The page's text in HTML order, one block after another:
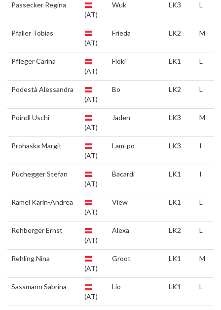
Passecker Regina
(AT)
Wuk LK3 L
Pfaller Tobias
(AT)
Frieda LK2 M
Pfleger Carina
(AT)
Floki LK1 L
Podestà Alessandra
(AT)
Bo LK2 L
Poindl Uschi
(AT)
Jaden LK3 M
Prohaska Margit
(AT)
Lam-po LK3 I
Puchegger Stefan
(AT)
Bacardi LK1 I
Ramel Karin-Andrea
(AT)
View LK1 L
Rehberger Ernst
(AT)
Alexa LK2 L
Rehling Nina
(AT)
Groot LK1 M
Sassmann Sabrina
(AT)
Lio LK1 L